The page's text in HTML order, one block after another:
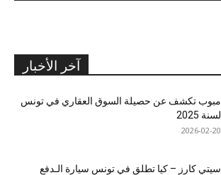
آخر الأخبار
مبوب تكشف عن حصيلة السوق العقاري في تونس
لسنة 2025
2026-02-20
سيتي كارز – كيا تطلق في تونس سيارة الـدفع